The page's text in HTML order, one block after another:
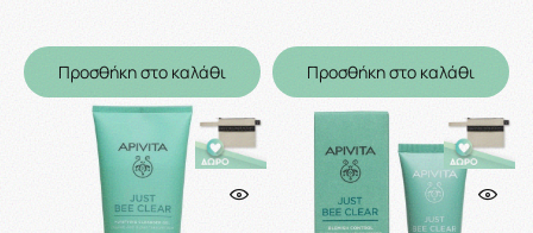
Προσθήκη στο καλάθι Προσθήκη στο καλάθι